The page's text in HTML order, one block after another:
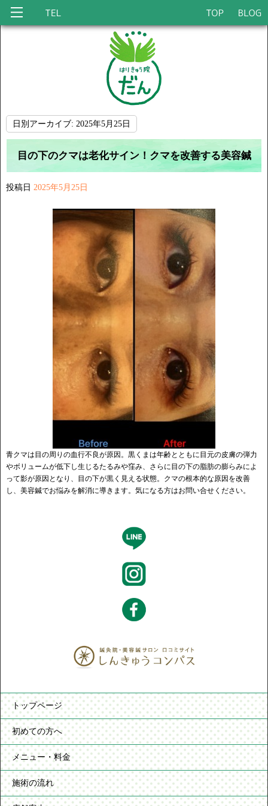
日別アーカイブ: 2025年5月25日
目の下のクマは老化サイン！クマを改善する美容鍼
投稿日 2025年5月25日
青クマは目の周りの血行不良が原因。黒くまは年齢とともに目元の皮膚の弾力
やボリュームが低下し生じるたるみや窪み、さらに目の下の脂肪の膨らみによ
って影が原因となり、目の下が黒く見える状態。クマの根本的な原因を改善
し、美容鍼でお悩みを解消に導きます。気になる方はお問い合せください。
トップページ
初めての方へ
メニュー・料金
施術の流れ